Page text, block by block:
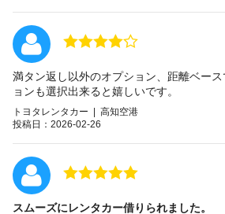
満タン返し以外のオプション、距離ベー
ョンも選択出来ると嬉しいです。
トヨタレンタカー | 高知空港
投稿日：2026-02-26
スムーズにレンタカー借りられました。